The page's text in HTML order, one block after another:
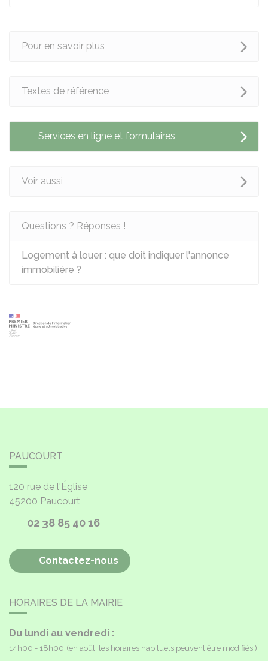
Pour en savoir plus
Textes de référence
Services en ligne et formulaires
Voir aussi
Questions ? Réponses !
Logement à louer : que doit indiquer l'annonce
immobilière ?
PAUCOURT
120 rue de l'Église
45200 Paucourt
02 38 85 40 16
Contactez-nous
HORAIRES DE LA MAIRIE
Du lundi au vendredi :
14h00 - 18h00 (en août, les horaires habituels peuvent être modifiés.)